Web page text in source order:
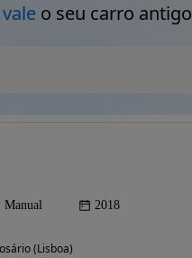
valeo seu carro antigo
Manual 2018
(Lisboa)